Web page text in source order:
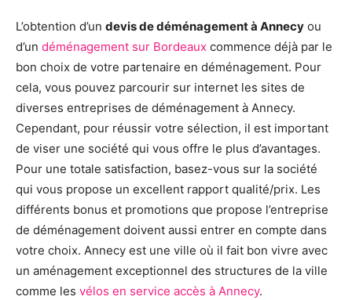
L’obtention d’un devis de déménagement à Annecy ou
d’un déménagement sur Bordeaux commence déjà par le
bon choix de votre partenaire en déménagement. Pour
cela, vous pouvez parcourir sur internet les sites de
diverses entreprises de déménagement à Annecy.
Cependant, pour réussir votre sélection, il est important
de viser une société qui vous offre le plus d’avantages.
Pour une totale satisfaction, basez-vous sur la société
qui vous propose un excellent rapport qualité/prix. Les
différents bonus et promotions que propose l’entreprise
de déménagement doivent aussi entrer en compte dans
votre choix. Annecy est une ville où il fait bon vivre avec
un aménagement exceptionnel des structures de la ville
comme les vélos en service accès à Annecy.